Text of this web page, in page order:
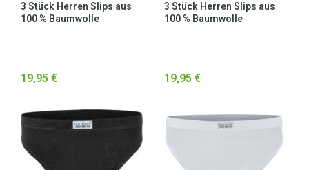
3 Stück Herren Slips aus
100 % Baumwolle
19,95 €
3 Stück Herren Slips aus
100 % Baumwolle
19,95 €